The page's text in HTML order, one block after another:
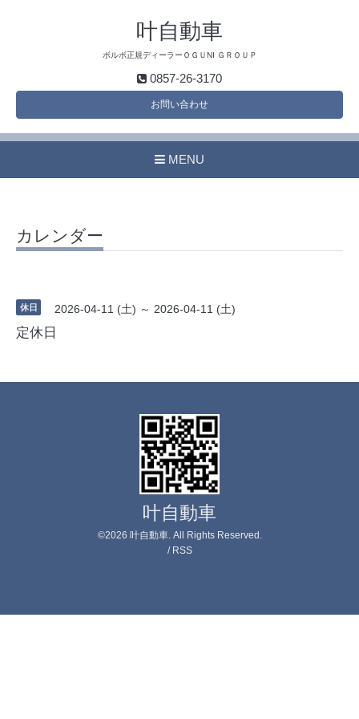
叶自動車
ボルボ正規ディーラーＯＧＵNI ＧＲＯＵＰ
0857-26-3170
お問い合わせ
MENU
カレンダー
休日 2026-04-11 (土) ～ 2026-04-11 (土)
定休日
叶自動車
©2026 叶自動車. All Rights Reserved.
/ RSS